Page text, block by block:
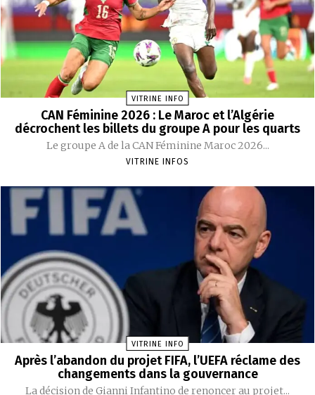
VITRINE INFO
CAN Féminine 2026 : Le Maroc et l’Algérie
décrochent les billets du groupe A pour les quarts
Le groupe A de la CAN Féminine Maroc 2026...
VITRINE INFOS
VITRINE INFO
Après l’abandon du projet FIFA, l’UEFA réclame des
changements dans la gouvernance
La décision de Gianni Infantino de renoncer au projet...